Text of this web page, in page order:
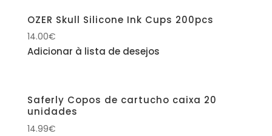
OZER Skull Silicone Ink Cups 200pcs
14.00€
Adicionar à lista de desejos
Saferly Copos de cartucho caixa 20
unidades
14.99€